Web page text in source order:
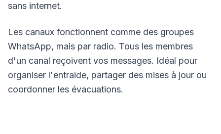
sans internet.
Les canaux fonctionnent comme des groupes
WhatsApp, mais par radio. Tous les membres
d'un canal reçoivent vos messages. Idéal pour
organiser l'entraide, partager des mises à jour ou
coordonner les évacuations.